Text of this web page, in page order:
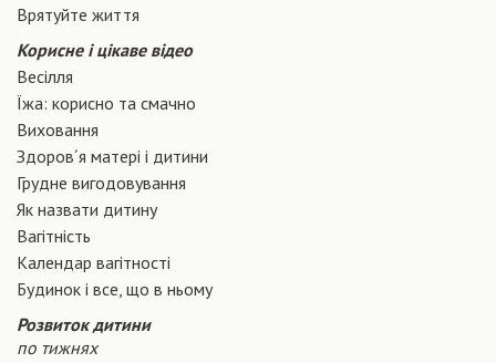
Врятуйте життя
Корисне і цікаве відео
Весілля
Їжа: корисно та смачно
Виховання
Здоров´я матері і дитини
Грудне вигодовування
Як назвати дитину
Вагiтнiсть
Календар вагітності
Будинок і все, що в ньому
Розвиток дитини
по тижнях